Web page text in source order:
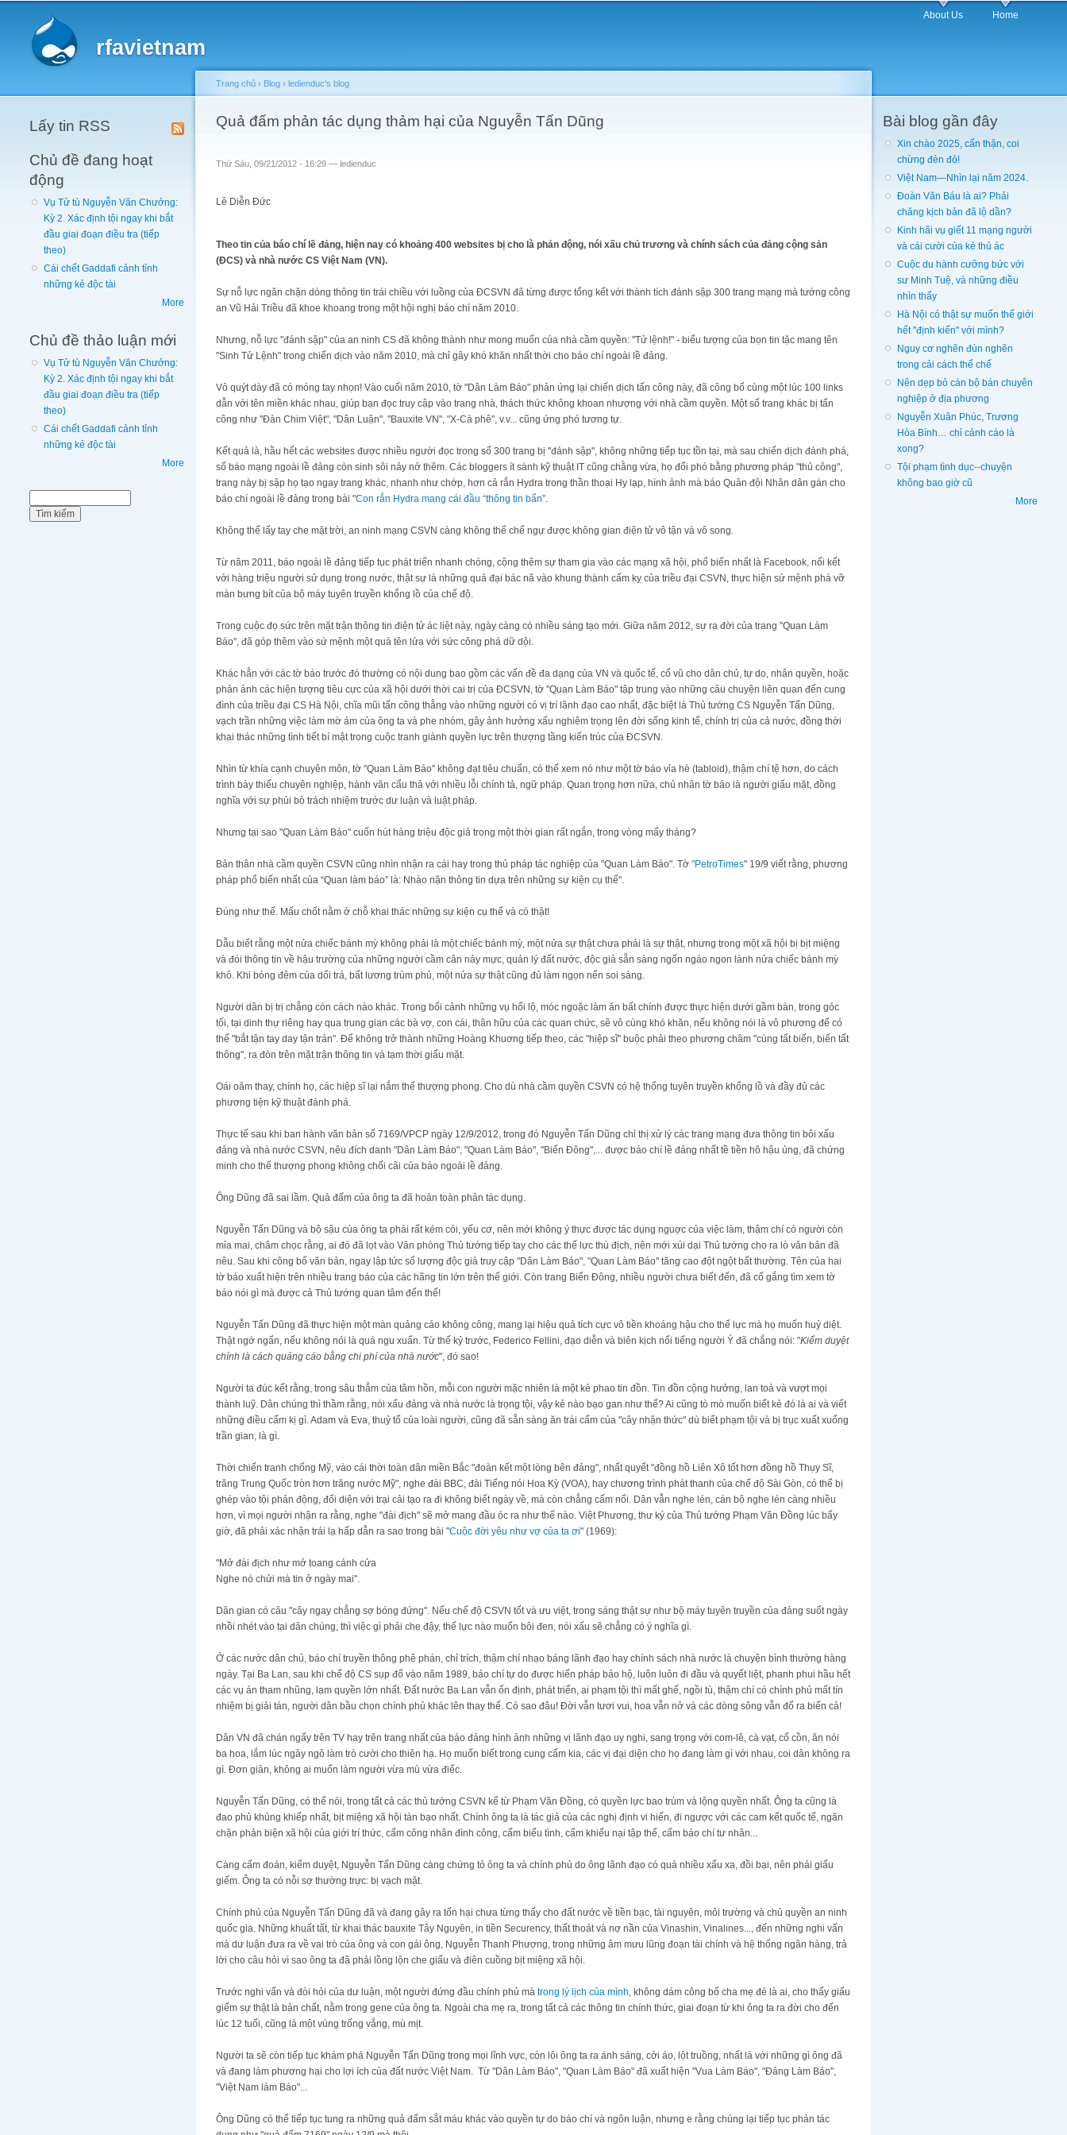
rfavietnam
About Us Home
Lấy tin RSS
Chủ đề đang hoạt
động
Vụ Tử tù Nguyễn Văn Chưởng:
Kỳ 2. Xác định tội ngay khi bắt
đầu giai đoạn điều tra (tiếp
theo)
Cái chết Gaddafi cảnh tỉnh
những kẻ độc tài
More
Chủ đề thảo luận mới
Vụ Tử tù Nguyễn Văn Chưởng:
Kỳ 2. Xác định tội ngay khi bắt
đầu giai đoạn điều tra (tiếp
theo)
Cái chết Gaddafi cảnh tỉnh
những kẻ độc tài
More
You are here
Trang chủ › Blog › ledienduc's blog
Quả đấm phản tác dụng thảm hại của Nguyễn Tấn Dũng
Thứ Sáu, 09/21/2012 - 16:29 — ledienduc
Lê Diễn Đức
Theo tin của báo chí lề đảng, hiện nay có khoảng 400 websites bị cho là phản động, nói xấu chủ trương và chính sách của đảng cộng sản
(ĐCS) và nhà nước CS Việt Nam (VN).
Sự nỗ lực ngăn chặn dòng thông tin trái chiều với luồng của ĐCSVN đã từng được tổng kết với thành tích đánh sập 300 trang mạng mà tướng công
an Vũ Hải Triều đã khoe khoang trong một hội nghị báo chí năm 2010.
Nhưng, nỗ lực "đánh sập" của an ninh CS đã không thành như mong muốn của nhà cầm quyền: "Tử lệnh!" - biểu tượng của bọn tin tặc mang tên
"Sinh Tử Lệnh" trong chiến dịch vào năm 2010, mà chỉ gây khó khăn nhất thời cho báo chí ngoài lề đảng.
Vỏ quýt dày đã có móng tay nhọn! Vào cuối năm 2010, tờ "Dân Làm Báo" phản ứng lại chiến dịch tấn công này, đã công bố cùng một lúc 100 links
dẫn với tên miền khác nhau, giúp bạn đọc truy cập vào trang nhà, thách thức không khoan nhượng với nhà cầm quyền. Một số trang khác bị tấn
công như "Đàn Chim Việt", "Dân Luận", "Bauxite VN", "X-Cà phê", v.v... cũng ứng phó tương tự.
Kết quả là, hầu hết các websites được nhiều người đọc trong số 300 trang bị "đánh sập", không những tiếp tục tồn tại, mà sau chiến dịch đánh phá,
số báo mạng ngoài lề đảng còn sinh sôi nảy nở thêm. Các bloggers ít sành kỹ thuật IT cũng chằng vừa, họ đối phó bằng phương pháp "thủ công",
trang này bị sập họ tạo ngay trang khác, nhanh như chớp, hơn cả rắn Hydra trong thần thoại Hy lạp, hình ảnh mà báo Quân đội Nhân dân gán cho
báo chí ngoài lề đảng trong bài "Con rắn Hydra mang cái đầu “thông tin bẩn”.
Không thể lấy tay che mặt trời, an ninh mạng CSVN càng không thể chế ngự được không gian điện tử vô tận và vô song.
Từ năm 2011, báo ngoài lề đảng tiếp tục phát triển nhanh chóng, cộng thêm sự tham gia vào các mạng xã hội, phổ biến nhất là Facebook, nối kết
với hàng triệu người sử dụng trong nước, thật sự là những quả đại bác nã vào khung thành cấm kỵ của triều đại CSVN, thực hiện sứ mệnh phá vỡ
màn bưng bít của bộ máy tuyên truyền khổng lồ của chế độ.
Trong cuộc đọ sức trên mặt trận thông tin điện tử ác liệt này, ngày càng có nhiều sáng tạo mới. Giữa năm 2012, sự ra đời của trang "Quan Làm
Báo", đã góp thêm vào sứ mệnh một quả tên lửa với sức công phá dữ dội.
Khác hẳn với các tờ báo trước đó thường có nội dung bao gồm các vấn đề đa dạng của VN và quốc tế, cổ vũ cho dân chủ, tự do, nhân quyền, hoặc
phản ảnh các hiện tượng tiêu cực của xã hội dưới thời cai trị của ĐCSVN, tờ "Quan Làm Báo" tập trung vào những câu chuyện liên quan đến cung
đình của triều đại CS Hà Nội, chĩa mũi tấn công thẳng vào những người có vị trí lãnh đạo cao nhất, đặc biệt là Thủ tướng CS Nguyễn Tấn Dũng,
vạch trần những việc làm mờ ám của ông ta và phe nhóm, gây ảnh hưởng xấu nghiêm trọng lên đời sống kinh tế, chính trị của cả nước, đồng thời
khai thác những tình tiết bí mật trong cuộc tranh giành quyền lực trên thượng tầng kiến trúc của ĐCSVN.
Nhìn từ khía cạnh chuyên môn, tờ "Quan Làm Báo" không đạt tiêu chuẩn, có thể xem nó như một tờ báo vỉa hè (tabloid), thậm chí tệ hơn, do cách
trình bày thiếu chuyên nghiệp, hành văn cẩu thả với nhiều lỗi chính tả, ngữ pháp. Quan trọng hơn nữa, chủ nhân tờ báo là người giấu mặt, đồng
nghĩa với sự phủi bỏ trách nhiệm trước dư luận và luật pháp.
Nhưng tại sao "Quan Làm Báo" cuốn hút hàng triệu độc giả trong một thời gian rất ngắn, trong vòng mấy tháng?
Bản thân nhà cầm quyền CSVN cũng nhìn nhận ra cái hay trong thủ pháp tác nghiệp của "Quan Làm Báo". Tờ "PetroTimes" 19/9 viết rằng, phương
pháp phổ biến nhất của “Quan làm báo” là: Nhào nặn thông tin dựa trên những sự kiện cụ thể".
Đúng như thế. Mấu chốt nằm ở chỗ khai thác những sự kiện cụ thể và có thật!
Dẫu biết rằng một nửa chiếc bánh mỳ không phải là một chiếc bánh mỳ, một nửa sự thật chưa phải là sự thật, nhưng trong một xã hội bị bịt miệng
và đói thông tin về hậu trường của những người cầm cân nảy mực, quản lý đất nước, độc giả sẵn sàng ngốn ngáo ngon lành nửa chiếc bánh mỳ
khô. Khi bóng đêm của dối trá, bất lương trùm phủ, một nửa sự thật cũng đủ làm ngọn nến soi sáng.
Người dân bị trị chẳng còn cách nào khác. Trong bối cảnh những vụ hối lộ, móc ngoặc làm ăn bất chính được thực hiện dưới gầm bàn, trong góc
tối, tại dinh thự riêng hay qua trung gian các bà vợ, con cái, thân hữu của các quan chức, sẽ vô cùng khó khăn, nếu không nói là vô phương để có
thể "bắt tận tay day tận trán". Để không trở thành những Hoàng Khuơng tiếp theo, các "hiệp sĩ" buộc phải theo phương châm "cùng tất biến, biến tất
thông", ra đòn trên mặt trận thông tin và tạm thời giấu mặt.
Oái oăm thay, chính họ, các hiệp sĩ lại nắm thế thượng phong. Cho dù nhà cầm quyền CSVN có hệ thống tuyên truyền khổng lồ và đầy đủ các
phương tiện kỹ thuật đánh phá.
Thực tế sau khi ban hành văn bản số 7169/VPCP ngày 12/9/2012, trong đó Nguyễn Tấn Dũng chỉ thị xử lý các trang mạng đưa thông tin bôi xấu
đảng và nhà nước CSVN, nêu đích danh "Dân Làm Báo", "Quan Làm Báo", "Biển Đông",... được báo chí lề đảng nhất tề tiền hô hậu ủng, đã chứng
minh cho thế thượng phong không chối cãi của báo ngoài lề đảng.
Ông Dũng đã sai lầm. Quả đấm của ông ta đã hoàn toàn phản tác dụng.
Nguyễn Tấn Dũng và bộ sậu của ông ta phải rất kém cỏi, yếu cơ, nên mới không ý thực được tác dụng nguợc của việc làm, thậm chí có người còn
mỉa mai, châm chọc rằng, ai đó đã lọt vào Văn phòng Thủ tướng tiếp tay cho các thế lực thù địch, nên mới xúi dại Thủ tướng cho ra lò văn bản đã
nêu. Sau khi công bố văn bản, ngay lập tức số lượng độc giả truy cập "Dân Làm Báo", "Quan Làm Báo" tăng cao đột ngột bất thường. Tên của hai
tờ báo xuất hiện trên nhiều trang báo của các hãng tin lớn trên thế giới. Còn trang Biển Đông, nhiều người chưa biết đến, đã cố gắng tìm xem tờ
báo nói gì mà được cả Thủ tướng quan tâm đến thế!
Nguyễn Tấn Dũng đã thực hiện một màn quảng cáo không công, mang lại hiệu quả tích cực vô tiền khoáng hậu cho thế lực mà họ muốn huỷ diệt.
Thật ngớ ngẩn, nếu không nói là quá ngu xuẩn. Từ thế kỷ trước, Federico Fellini, đạo diễn và biên kịch nổi tiếng người Ý đã chắng nói: "Kiểm duyệt
chính là cách quảng cáo bằng chi phí của nhà nước", đó sao!
Người ta đúc kết rằng, trong sâu thẳm của tâm hồn, mỗi con người mặc nhiên là một kẻ phao tin đồn. Tin đồn cộng hưởng, lan toả và vượt mọi
thành luỹ. Dân chúng thì thầm rằng, nói xấu đảng và nhà nước là trọng tội, vậy kẻ nào bạo gan như thế? Ai cũng tò mò muốn biết kẻ đó là ai và viết
những điều cấm kị gì. Adam và Eva, thuỷ tổ của loài người, cũng đã sẵn sàng ăn trái cấm của "cây nhận thức" dù biết phạm tội và bị trục xuất xuống
trần gian, là gì.
Thời chiến tranh chống Mỹ, vào cái thời toàn dân miền Bắc "đoàn kết một lòng bên đảng", nhất quyết "đồng hồ Liên Xô tốt hơn đồng hồ Thụy Sĩ,
trăng Trung Quốc tròn hơn trăng nước Mỹ", nghe đài BBC, đài Tiếng nói Hoa Kỳ (VOA), hay chương trình phát thanh của chế độ Sài Gòn, có thể bị
ghép vào tội phản động, đối diện với trại cải tạo ra đi không biết ngày về, mà còn chẳng cấm nổi. Dân vẫn nghe lén, cán bộ nghe lén càng nhiều
hơn, vì mọi người nhận ra rằng, nghe "đài địch" sẽ mở mang đầu óc ra như thế nào. Việt Phương, thư ký của Thủ tướng Phạm Văn Đồng lúc bấy
giờ, đã phải xác nhận trái lạ hấp dẫn ra sao trong bài "Cuộc đời yêu như vợ của ta ơi" (1969):
"Mở đài địch như mở toang cánh cửa
Nghe nó chửi mà tin ở ngày mai".
Dân gian có câu "cây ngay chẳng sợ bóng đứng". Nếu chế độ CSVN tốt và ưu việt, trong sáng thật sự như bộ máy tuyên truyền của đảng suốt ngày
nhồi nhét vào tai dân chúng, thì việc gì phải che đậy, thế lực nào muốn bôi đen, nói xấu sẽ chẳng có ý nghĩa gì.
Ở các nước dân chủ, báo chí truyền thông phê phán, chỉ trích, thậm chí nhạo báng lãnh đạo hay chính sách nhà nước là chuyện bình thường hàng
ngày. Tại Ba Lan, sau khi chế độ CS sụp đổ vào năm 1989, báo chí tự do được hiến pháp bảo hộ, luôn luôn đi đầu và quyết liệt, phanh phui hầu hết
các vụ án tham nhũng, lạm quyền lớn nhất. Đất nước Ba Lan vẫn ổn định, phát triển, ai phạm tội thì mất ghế, ngồi tù, thậm chí có chính phủ mất tín
nhiệm bị giải tán, người dân bầu chọn chính phủ khác lên thay thế. Có sao đâu! Đời vẫn tươi vui, hoa vẫn nở và các dòng sông vẫn đổ ra biển cả!
Dân VN đã chán ngấy trên TV hay trên trang nhất của báo đảng hình ảnh những vị lãnh đạo uy nghi, sang trọng với com-lê, cà vạt, cổ cồn, ăn nói
ba hoa, lắm lúc ngây ngô làm trò cười cho thiên hạ. Họ muốn biết trong cung cấm kia, các vị đại diện cho họ đang làm gì với nhau, coi dân không ra
gì. Đơn giản, không ai muốn làm người vừa mù vừa điếc.
Nguyễn Tấn Dũng, có thể nói, trong tất cả các thủ tướng CSVN kể từ Phạm Văn Đồng, có quyền lực bao trùm và lộng quyền nhất. Ông ta cũng là
đao phủ khủng khiếp nhất, bịt miệng xã hội tàn bạo nhất. Chính ông ta là tác giả của các nghị định vi hiến, đi ngược với các cam kết quốc tế, ngăn
chặn phản biện xã hội của giới trí thức, cấm công nhân đình công, cấm biểu tình, cấm khiếu nại tập thể, cấm báo chí tư nhân...
Càng cấm đoán, kiểm duyệt, Nguyễn Tấn Dũng càng chứng tỏ ông ta và chính phủ do ông lãnh đạo có quá nhiều xấu xa, đồi bại, nên phải giấu
giếm. Ông ta có nỗi sợ thường trực: bị vạch mặt.
Chính phủ của Nguyễn Tấn Dũng đã và đang gây ra tổn hại chưa từng thấy cho đất nước về tiền bạc, tài nguyên, môi trường và chủ quyền an ninh
quốc gia. Những khuất tất, từ khai thác bauxite Tây Nguyên, in tiền Securency, thất thoát và nợ nần của Vinashin, Vinalines..., đến những nghi vấn
mà dư luận đưa ra về vai trò của ông và con gái ông, Nguyễn Thanh Phượng, trong những âm mưu lũng đoạn tài chính và hệ thống ngân hàng, trả
lời cho câu hỏi vì sao ông ta đã phải lồng lộn che giấu và điên cuồng bịt miệng xã hội.
Trước nghi vấn và đòi hỏi của dư luận, một người đứng đầu chính phủ mà trong lý lịch của mình, không dám công bố cha mẹ đẻ là ai, cho thấy giấu
giếm sự thật là bản chất, nằm trong gene của ông ta. Ngoài cha mẹ ra, trong tất cả các thông tin chính thức, giai đoạn từ khi ông ta ra đời cho đến
lúc 12 tuổi, cũng là một vùng trống vắng, mù mịt.
Người ta sẽ còn tiếp tục khám phá Nguyễn Tấn Dũng trong mọi lĩnh vực, còn lôi ông ta ra ánh sáng, cởi áo, lột truồng, nhất là với những gì ông đã
và đang làm phương hại cho lợi ích của đất nước Việt Nam. Từ "Dân Làm Báo", "Quan Làm Báo" đã xuất hiện "Vua Làm Báo", "Đảng Làm Báo",
"Việt Nam làm Báo"...
Ông Dũng có thể tiếp tục tung ra những quả đấm sắt máu khác vào quyền tự do báo chí và ngôn luận, nhưng e rằng chúng lại tiếp tục phản tác
Bài blog gần đây
Xin chào 2025, cẩn thận, coi
chừng đèn đỏ!
Việt Nam—Nhìn lại năm 2024.
Đoàn Văn Báu là ai? Phải
chăng kịch bản đã lộ dần?
Kinh hãi vụ giết 11 mạng người
và cái cười của kẻ thủ ác
Cuộc du hành cưỡng bức với
sư Minh Tuệ, và những điều
nhìn thấy
Hà Nội có thật sự muốn thế giới
hết "định kiến" với mình?
Nguy cơ nghẽn đùn nghẽn
trong cải cách thể chế
Nên dẹp bỏ cán bộ bán chuyên
nghiệp ở địa phương
Nguyễn Xuân Phúc, Trương
Hòa Bình… chỉ cảnh cáo là
xong?
Tội phạm tình dục--chuyện
không bao giờ cũ
More